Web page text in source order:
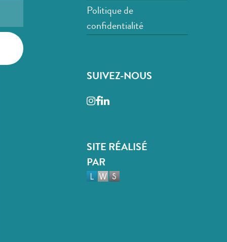
Politique de
confidentialité
SUIVEZ-NOUS
Instagram
Facebook
LinkedIn
SITE RÉALISÉ
PAR